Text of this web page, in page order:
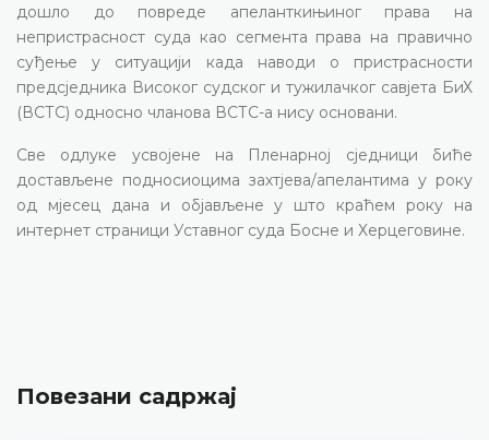
дошло до повреде апеланткињиног права на
непристрасност суда као сегмента права на правично
суђење у ситуацији када наводи о пристрасности
предсједника Високог судског и тужилачког савјета БиХ
(ВСТС) односно чланова ВСТС-а нису основани.
Све одлуке усвојене на Пленарној сједници биће
достављене подносиоцима захтјева/апелантима у року
од мјесец дана и објављене у што краћем року на
интернет страници Уставног суда Босне и Херцеговине.
Повезани садржај